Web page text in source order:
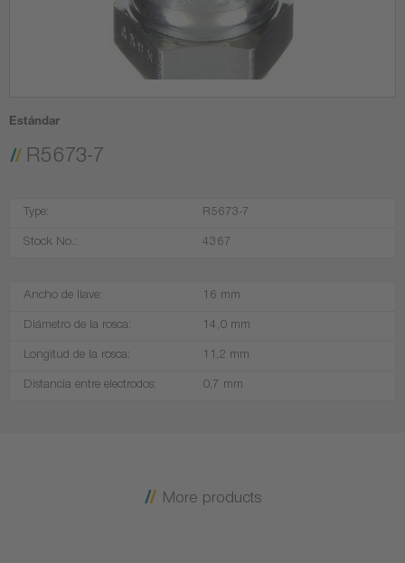
Estándar
R5673-7
Type: R5673-7
Stock No.: 4367
Ancho de llave: 16 mm
Diámetro de la rosca: 14,0 mm
Longitud de la rosca: 11,2 mm
Distancia entre electrodos: 0,7 mm
More products